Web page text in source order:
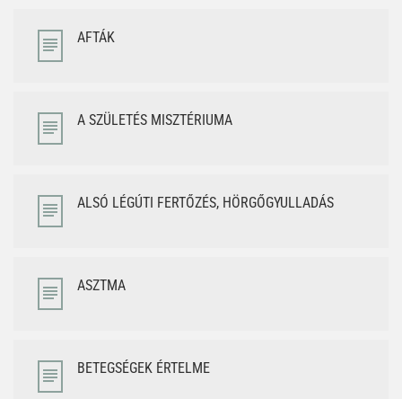
AFTÁK
A SZÜLETÉS MISZTÉRIUMA
ALSÓ LÉGÚTI FERTŐZÉS, HÖRGŐGYULLADÁS
ASZTMA
BETEGSÉGEK ÉRTELME